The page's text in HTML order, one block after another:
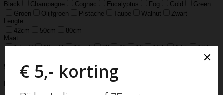
Black
Champagne Cognac Eucalyptus Fog Gold
Green
Groen
Olijfgroen Pistache Taupe Walnut
Zwart
Lengte
42cm
50cm
80cm
Maat
17 = S
18 = M 19 = L 38 40 16 16.5 17.5
18.5
52=L
6.5 7.5 8.5 15 54
M Jar
L Jar S M L XL
925 Sterling Zilver
925 sterling zilver en gold filled